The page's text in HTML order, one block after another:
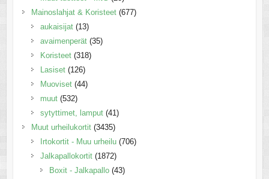
Mainoslahjat & Koristeet (677)
aukaisijat (13)
avaimenperät (35)
Koristeet (318)
Lasiset (126)
Muoviset (44)
muut (532)
sytyttimet, lamput (41)
Muut urheilukortit (3435)
Irtokortit - Muu urheilu (706)
Jalkapallokortit (1872)
Boxit - Jalkapallo (43)